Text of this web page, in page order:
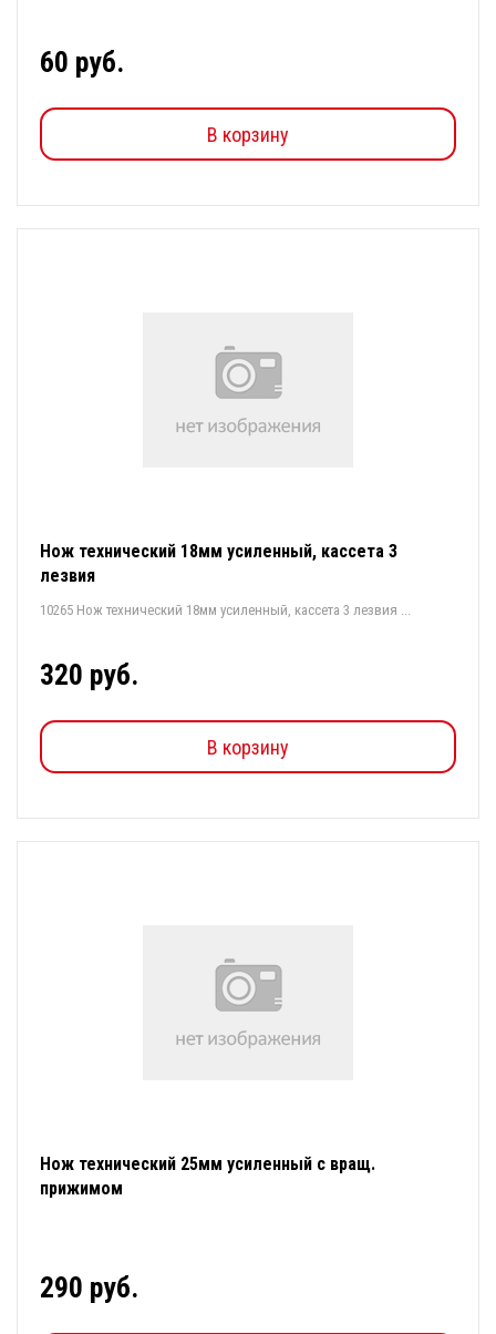
60 руб.
В корзину
Нож технический 18мм усиленный, кассета 3
лезвия
10265 Нож технический 18мм усиленный, кассета 3 лезвия ...
320 руб.
В корзину
Нож технический 25мм усиленный с вращ.
прижимом
290 руб.